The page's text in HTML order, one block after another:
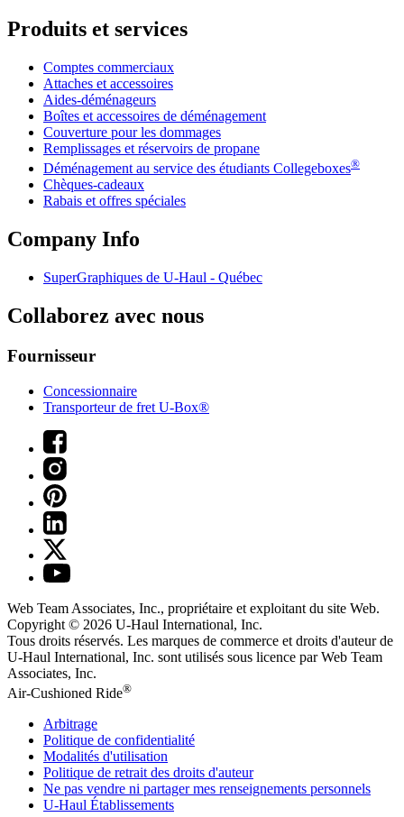
Produits et services
Comptes commerciaux
Attaches et accessoires
Aides-déménageurs
Boîtes et accessoires de déménagement
Couverture pour les dommages
Remplissages et réservoirs de propane
Déménagement au service des étudiants Collegeboxes®
Chèques-cadeaux
Rabais et offres spéciales
Company Info
SuperGraphiques de U-Haul - Québec
Collaborez avec nous
Fournisseur
Concessionnaire
Transporteur de fret U-Box®
Web Team Associates, Inc., propriétaire et exploitant du site Web.
Copyright © 2026 U-Haul International, Inc.
Tous droits réservés. Les marques de commerce et droits d'auteur de
U-Haul International, Inc. sont utilisés sous licence par Web Team
Associates, Inc.
Air-Cushioned Ride®
Arbitrage
Politique de confidentialité
Modalités d'utilisation
Politique de retrait des droits d'auteur
Ne pas vendre ni partager mes renseignements personnels
U-Haul Établissements